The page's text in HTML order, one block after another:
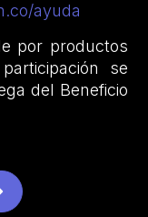
ayuda
por productos
se
del Beneficio